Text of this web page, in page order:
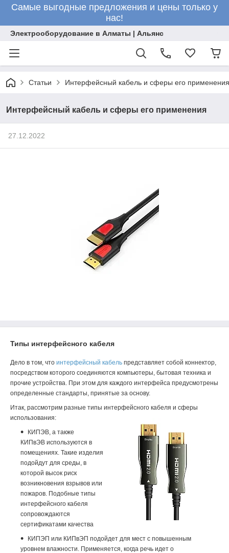
Самые выгодные предложения и цены только у
нас!
Электрооборудование в Алматы | Альянс
Статьи Интерфейсный кабель и сферы его применения
Интерфейсный кабель и сферы его применения
27.12.2022
Типы интерфейсного кабеля
Дело в том, что интерфейсный кабель представляет собой коннектор,
посредством которого соединяются компьютеры, бытовая техника и
прочие устройства. При этом для каждого интерфейса предусмотрены
определенные стандарты, принятые за основу.
Итак, рассмотрим разные типы интерфейсного кабеля и сферы
использования:
КИПЭВ, а также
КИПвЭВ используются в
помещениях. Такие изделия
подойдут для среды, в
которой высок риск
возникновения взрывов или
пожаров. Подобные типы
интерфейсного кабеля
сопровождаются
сертификатами качества
КИПЭП или КИПвЭП подойдет для мест с повышенным
уровнем влажности. Применяется, когда речь идет о